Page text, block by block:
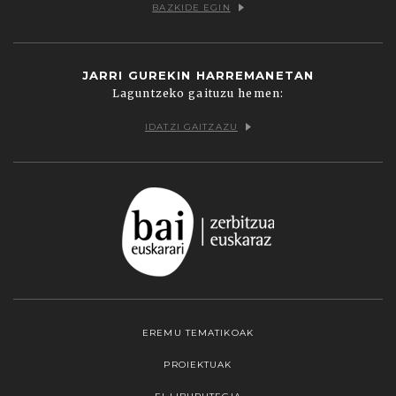
BAZKIDE EGIN
JARRI GUREKIN HARREMANETAN
Laguntzeko gaituzu hemen:
IDATZI GAITZAZU
EREMU TEMATIKOAK
PROIEKTUAK